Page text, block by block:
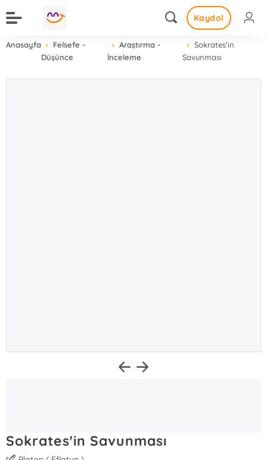
Kaydol
Anasayfa
Felsefe -
Düşünce
Araştırma -
İnceleme
Sokrates'in
Savunması
Sokrates'in Savunması